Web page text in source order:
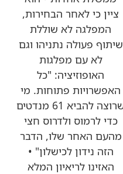
ציין כי לאחר הבחירות,
המפלגה לא שוללת
שיתוף פעולה נתניהו וגם
לא עם מפלגות
האופוזיציה: "כל
האפשרויות פתוחות. מי
שרוצה להביא 61 מנדטים
כדי לרמוס ולדרוס חצי
מהעם האחר שלו, הדבר
הזה נידון לכישלון" •
האזינו לריאיון המלא